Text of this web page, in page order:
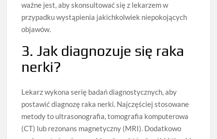
ważne jest, aby skonsultować się z lekarzem w
przypadku wystąpienia jakichkolwiek niepokojących
objawów.
3. Jak diagnozuje się raka
nerki?
Lekarz wykona serię badań diagnostycznych, aby
postawić diagnozę raka nerki. Najczęściej stosowane
metody to ultrasonografia, tomografia komputerowa
(CT) lub rezonans magnetyczny (MRI). Dodatkowo